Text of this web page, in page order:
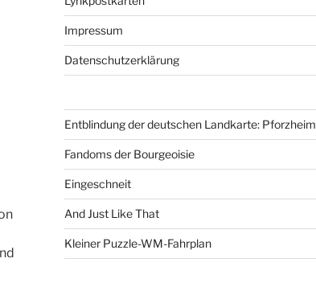
Impressum
Datenschutzerklärung
Entblindung der deutschen Landkarte: Pforzheim
Fandoms der Bourgeoisie
Eingeschneit
And Just Like That
Kleiner Puzzle-WM-Fahrplan